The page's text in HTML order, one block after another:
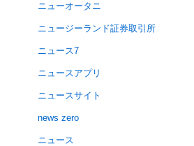
ニューオータニ
ニュージーランド証券取引所
ニュース7
ニュースアプリ
ニュースサイト
news zero
ニュース